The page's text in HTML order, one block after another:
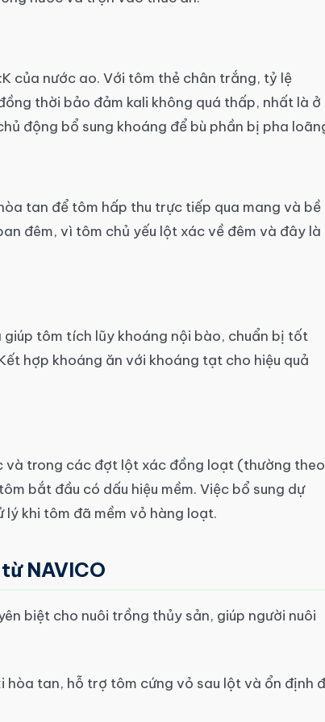
của nước ao. Với tôm thẻ chân trắng, tỷ lệ
thời bảo đảm kali không quá thấp, nhất là ở
động bổ sung khoáng để bù phần bị pha
tan để tôm hấp thu trực tiếp qua mang và bề
đêm, vì tôm chủ yếu lột xác về đêm và đây là
tôm tích lũy khoáng nội bào, chuẩn bị tốt
hợp khoáng ăn với khoáng tạt cho hiệu quả
và trong các đợt lột xác đồng loạt (thường theo
bắt đầu có dấu hiệu mềm. Việc bổ sung dự
lý khi tôm đã mềm vỏ hàng loạt.
NAVICO
biệt cho nuôi trồng thủy sản, giúp người nuôi
hòa tan, hỗ trợ tôm cứng vỏ sau lột và ổn định